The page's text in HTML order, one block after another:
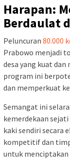
Harapan:
Berdaulat
Peluncuran 80.000
Prabowo menjadi
desa yang kuat dan
program ini
dan memperkuat
Semangat ini
kemerdekaan
kaki sendiri secara
kompetitif dan
untuk menciptakan